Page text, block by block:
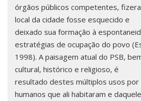
órgãos públicos competentes,
local da cidade fosse esquecido e
deixado sua formação à
estratégias de ocupação do povo
1998). A paisagem atual do PSB,
cultural, histórico e religioso, é
resultado destes múltiplos usos
humanos que ali habitaram e